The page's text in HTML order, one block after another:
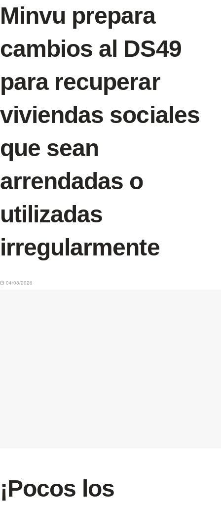
Minvu prepara
cambios al DS49
para recuperar
viviendas sociales
que sean
arrendadas o
utilizadas
irregularmente
04/08/2026
¡Pocos los